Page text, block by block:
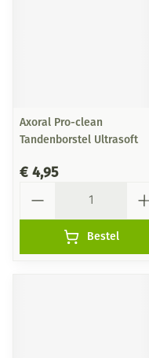
Axoral Pro-clean
Tandenborstel Ultrasoft
€ 4,95
Bestel